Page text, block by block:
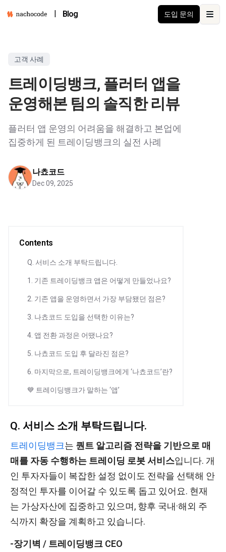
| Blog 도입 문의
고객 사례
트레이딩뱅크, 플러터 앱을
운영해본 팀의 솔직한 리뷰
플러터 앱 운영의 어려움을 해결하고 본업에
집중하게 된 트레이딩뱅크의 실전 사례
나쵸코드
Dec 09, 2025
Contents
Q. 서비스 소개 부탁드립니다.
1. 기존 트레이딩뱅크 앱은 어떻게 만들었나요?
2. 기존 앱을 운영하면서 가장 부담됐던 점은?
3. 나쵸코드 도입을 선택한 이유는?
4. 앱 전환 과정은 어땠나요?
5. 나쵸코드 도입 후 달라진 점은?
6. 마지막으로, 트레이딩뱅크에게 ‘나쵸코드’란?
💙 트레이딩뱅크가 말하는 ‘앱’
Q. 서비스 소개 부탁드립니다.
트레이딩뱅크는 퀀트 알고리즘 전략을 기반으로 매
매를 자동 수행하는 트레이딩 로봇 서비스입니다. 개
인 투자자들이 복잡한 설정 없이도 전략을 선택해 안
정적인 투자를 이어갈 수 있도록 돕고 있어요. 현재
는 가상자산에 집중하고 있으며, 향후 국내·해외 주
식까지 확장을 계획하고 있습니다.
-장기벽 / 트레이딩뱅크 CEO